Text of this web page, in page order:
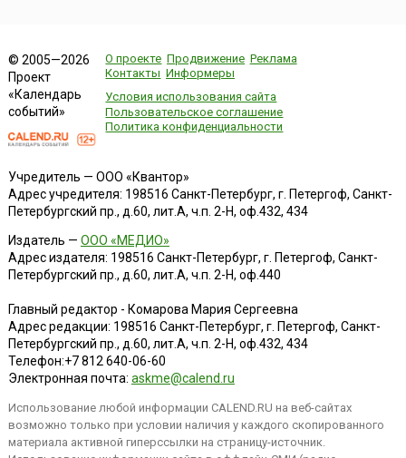
© 2005—2026
Проект
«Календарь
событий»
О проекте Продвижение Реклама
Контакты Информеры
Условия использования сайта
Пользовательское соглашение
Политика конфиденциальности
Учредитель — ООО «Квантор»
Адрес учредителя: 198516 Санкт-Петербург, г. Петергоф, Санкт-
Петербургский пр., д.60, лит.А, ч.п. 2-Н, оф.432, 434
Издатель — ООО «МЕДИО»
Адрес издателя: 198516 Санкт-Петербург, г. Петергоф, Санкт-
Петербургский пр., д.60, лит.А, ч.п. 2-Н, оф.440
Главный редактор - Комарова Мария Сергеевна
Адрес редакции: 198516 Санкт-Петербург, г. Петергоф, Санкт-
Петербургский пр., д.60, лит.А, ч.п. 2-Н, оф.432, 434
Телефон:+7 812 640-06-60
Электронная почта: askme@calend.ru
Использование любой информации CALEND.RU на веб-сайтах
возможно только при условии наличия у каждого скопированного
материала активной гиперссылки на страницу-источник.